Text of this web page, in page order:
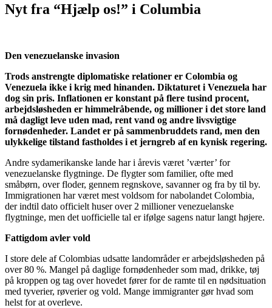
Nyt fra “Hjælp os!” i Columbia
Den venezuelanske invasion
Trods anstrengte diplomatiske relationer er Colombia og
Venezuela ikke i krig med hinanden. Diktaturet i Venezuela har
dog sin pris. Inflationen er konstant på flere tusind procent,
arbejdsløsheden er himmelråbende, og millioner i det store land
må dagligt leve uden mad, rent vand og andre livsvigtige
fornødenheder. Landet er på sammenbruddets rand, men den
ulykkelige tilstand fastholdes i et jerngreb af en kynisk regering.
Andre sydamerikanske lande har i årevis været ’værter’ for
venezuelanske flygtninge. De flygter som familier, ofte med
småbørn, over floder, gennem regnskove, savanner og fra by til by.
Immigrationen har været mest voldsom for nabolandet Colombia,
der indtil dato officielt huser over 2 millioner venezuelanske
flygtninge, men det uofficielle tal er ifølge sagens natur langt højere.
Fattigdom avler vold
I store dele af Colombias udsatte landområder er arbejdsløsheden på
over 80 %. Mangel på daglige fornødenheder som mad, drikke, tøj
på kroppen og tag over hovedet fører for de ramte til en nødsituation
med tyverier, røverier og vold. Mange immigranter gør hvad som
helst for at overleve.